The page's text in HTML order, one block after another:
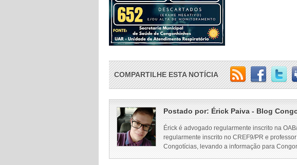
COMPARTILHE ESTA NOTÍCIA
Postado por: Érick Paiva - Blog
Érick é advogado regularmente inscrito na
regularmente inscrito no CREF9/PR e
Congotícias, levando a informação para